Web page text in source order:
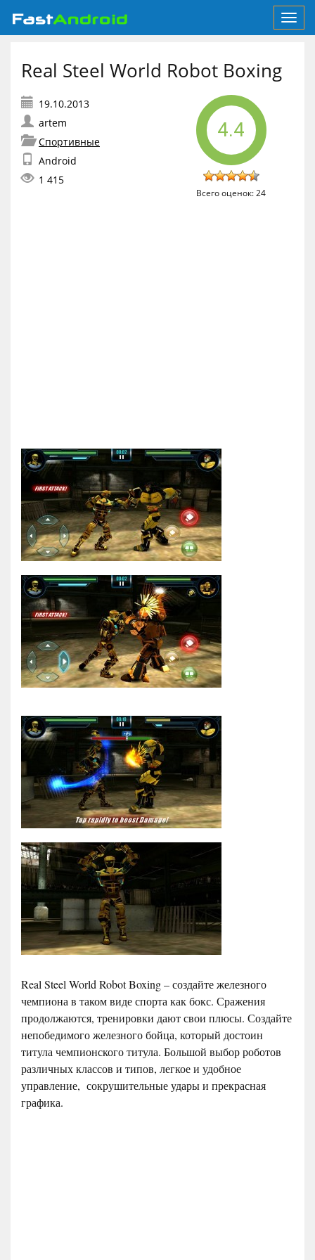
Real Steel World Robot Boxing
artem
Спортивные
Android
1 415
4.4
Всего оценок:24
Real Steel World Robot Boxing – создайте железного
чемпиона в таком виде спорта как бокс. Сражения
продолжаются, тренировки дают свои плюсы. Создайте
непобедимого железного бойца, который достоин
титула чемпионского титула. Большой выбор роботов
различных классов и типов, легкое и удобное
управление, сокрушительные удары и прекрасная
графика.